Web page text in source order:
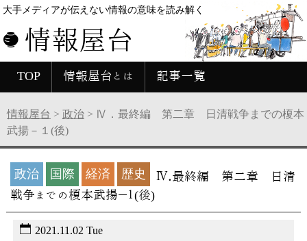
大手メディアが伝えない情報の意味を読み解く
情報屋台
TOP 情報屋台とは 記事一覧
情報屋台 > 政治 > Ⅳ．最終編 第二章 日清戦争までの榎本
武揚－１(後)
政治 国際 経済 歴史
Ⅳ．最終編 第二章 日清
戦争までの榎本武揚－１(後)
2021.11.02 Tue